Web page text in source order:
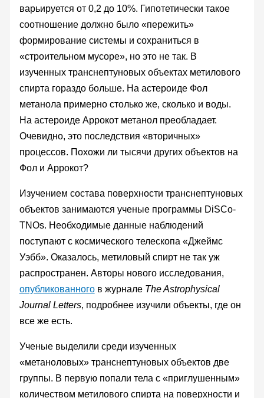
варьируется от 0,2 до 10%. Гипотетически такое
соотношение должно было «пережить»
формирование системы и сохраниться в
«строительном мусоре», но это не так. В
изученных транснептуновых объектах метилового
спирта гораздо больше. На астероиде Фол
метанола примерно столько же, сколько и воды.
На астероиде Аррокот метанол преобладает.
Очевидно, это последствия «вторичных»
процессов. Похожи ли тысячи других объектов на
Фол и Аррокот?
Изучением состава поверхности транснептуновых
объектов занимаются ученые программы DiSCo-
TNOs. Необходимые данные наблюдений
поступают с космического телескопа «Джеймс
Уэбб». Оказалось, метиловый спирт не так уж
распространен. Авторы нового исследования,
опубликованногов журнале The Astrophysical
Journal Letters, подробнее изучили объекты, где он
все же есть.
Ученые выделили среди изученных
«метаноловых» транснептуновых объектов две
группы. В первую попали тела с «приглушенным»
количеством метилового спирта на поверхности и